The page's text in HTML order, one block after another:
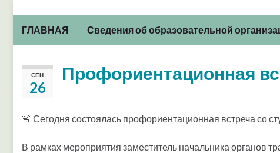
ГЛАВНАЯ Сведения об образовательной
СЕН
26
Профориентационная
🚨 Сегодня состоялась профориентационная встреча со
В рамках мероприятия заместитель начальника органов